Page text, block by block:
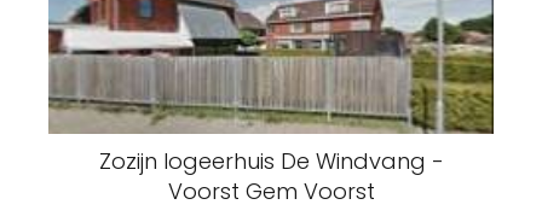
Zozijn logeerhuis De Windvang -
Voorst Gem Voorst